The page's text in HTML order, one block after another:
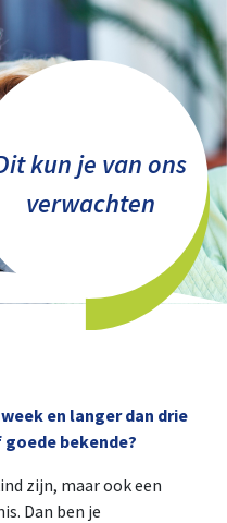
kun je van ons
verwachten
en langer dan drie
bekende?
zijn, maar ook een
Dan ben je